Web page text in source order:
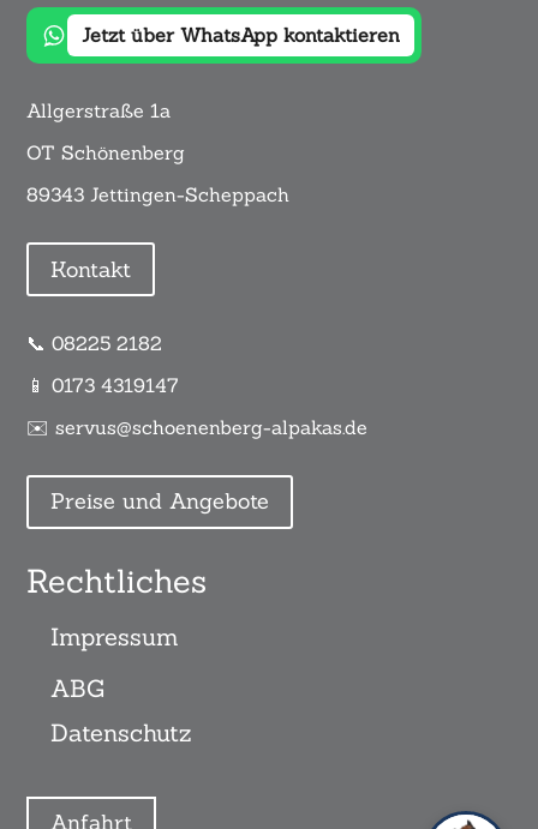
Jetzt über WhatsApp kontaktieren
Allgerstraße 1a
OT Schönenberg
89343 Jettingen-Scheppach
Kontakt
📞 08225 2182
📱 0173 4319147
✉️ servus@schoenenberg-alpakas.de
Preise und Angebote
Rechtliches
Impressum
ABG
Datenschutz
Anfahrt